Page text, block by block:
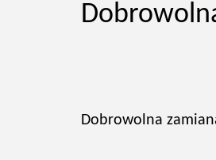
Dobrowolna